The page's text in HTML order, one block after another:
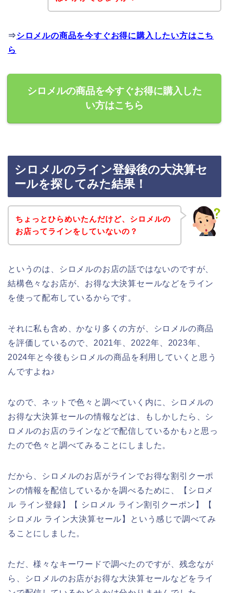
⇒シロメルの商品を今すぐお得に購入したい方はこち
ら
シロメルの商品を今すぐお得に購入した
い方はこちら
シロメルのライン登録後の大決算セ
ールを探してみた結果！
ちょっとひらめいたんだけど、シロメルの
お店ってラインをしていないの？
というのは、シロメルのお店の話ではないのですが、
結構色々なお店が、お得な大決算セールなどをライン
を使って配布しているからです。
それに私も含め、かなり多くの方が、シロメルの商品
を評価しているので、2021年、2022年、2023年、
2024年と今後もシロメルの商品を利用していくと思う
んですよね♪
なので、ネットで色々と調べていく内に、シロメルの
お得な大決算セールの情報などは、もしかしたら、シ
ロメルのお店のラインなどで配信しているかも♪と思っ
たので色々と調べてみることにしました。
だから、シロメルのお店がラインでお得な割引クーポ
ンの情報を配信しているかを調べるために、【シロメ
ル ライン登録】【 シロメル ライン割引クーポン】【
シロメル ライン大決算セール】という感じで調べてみ
ることにしました。
ただ、様々なキーワードで調べたのですが、残念なが
ら、シロメルのお店がお得な大決算セールなどをライ